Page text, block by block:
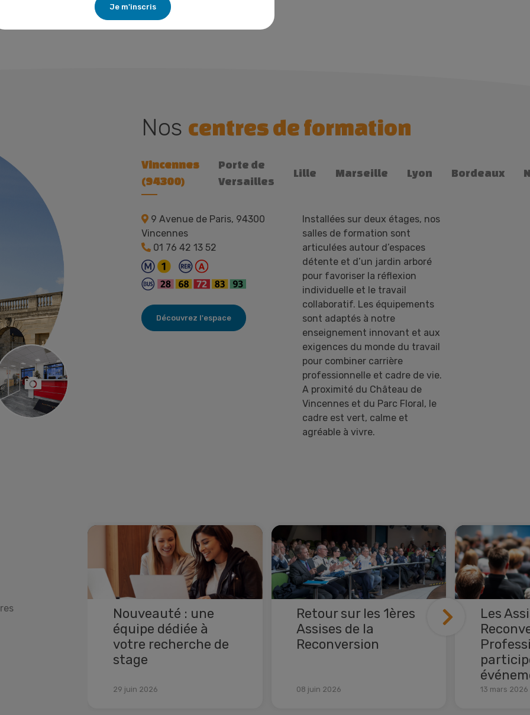
Nos centres de formation
Vincennes
(94300)
Porte de
Versailles
Lille Marseille Lyon Bordeaux
Installées sur deux étages, nos
salles de formation sont
articulées autour d’espaces
détente et d’un jardin arboré
pour favoriser la réflexion
individuelle et le travail
collaboratif. Les équipements
sont adaptés à notre
enseignement innovant et aux
exigences du monde du travail
pour combiner carrière
professionnelle et cadre de vie.
A proximité du Château de
Vincennes et du Parc Floral, le
cadre est vert, calme et
agréable à vivre.
9 Avenue de Paris, 94300
Vincennes
01 76 42 13 52
Découvrez l'espace
Nouveauté : une
équipe dédiée à
votre recherche de
stage
29 juin 2026
Lire la suite
Retour sur les 1ères
Assises de la
Reconversion
08 juin 2026
Les
13 mars 2026
Je m'inscris